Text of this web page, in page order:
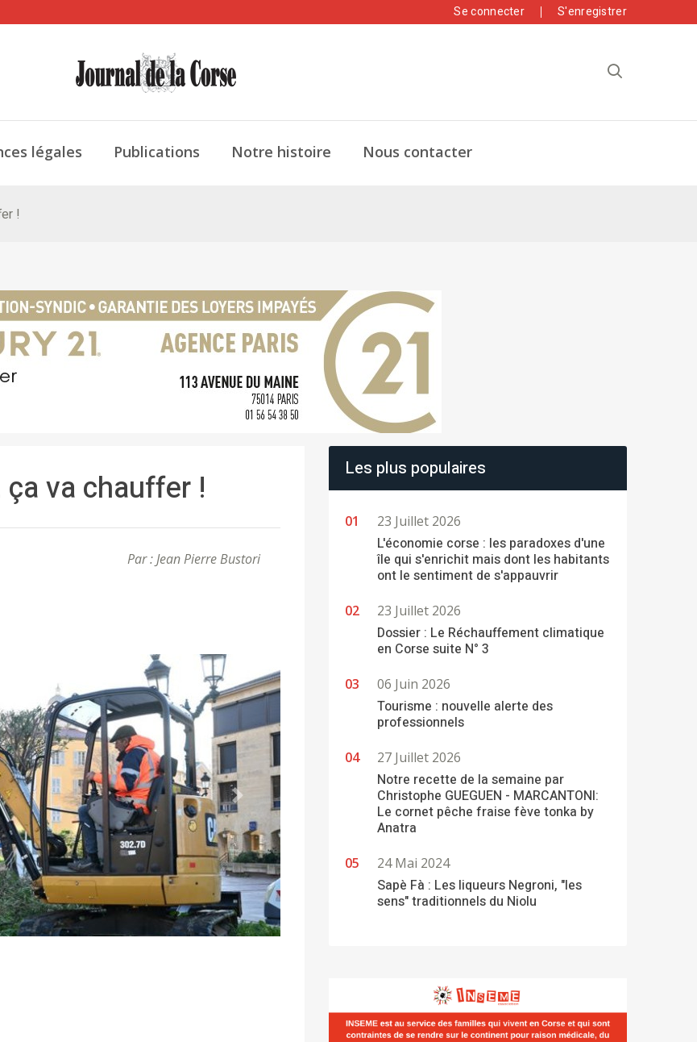
Se connecter S'enregistrer
légales Publications Notre histoire Nous contacter
!
va chauffer !
Par : Jean Pierre Bustori
Suivant
Les plus populaires
23 Juillet 2026
L'économie corse : les paradoxes d'une
île qui s'enrichit mais dont les habitants
ont le sentiment de s'appauvrir
23 Juillet 2026
Dossier : Le Réchauffement climatique
en Corse suite N° 3
06 Juin 2026
Tourisme : nouvelle alerte des
professionnels
27 Juillet 2026
Notre recette de la semaine par
Christophe GUEGUEN - MARCANTONI:
Le cornet pêche fraise fève tonka by
Anatra
24 Mai 2024
Sapè Fà : Les liqueurs Negroni, "les
sens" traditionnels du Niolu